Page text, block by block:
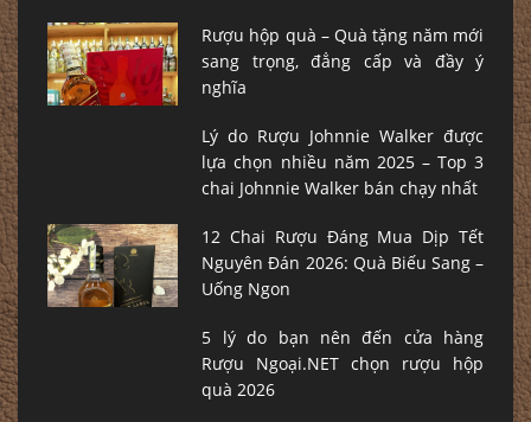
Rượu hộp quà – Quà tặng năm mới
sang trọng, đẳng cấp và đầy ý
nghĩa
Lý do Rượu Johnnie Walker được
lựa chọn nhiều năm 2025 – Top 3
chai Johnnie Walker bán chạy nhất
12 Chai Rượu Đáng Mua Dịp Tết
Nguyên Đán 2026: Quà Biếu Sang –
Uống Ngon
5 lý do bạn nên đến cửa hàng
Rượu Ngoại.NET chọn rượu hộp
quà 2026